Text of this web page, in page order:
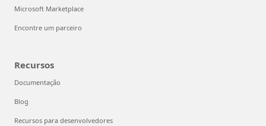
Microsoft Marketplace
Encontre um parceiro
Recursos
Documentação
Blog
Recursos para desenvolvedores